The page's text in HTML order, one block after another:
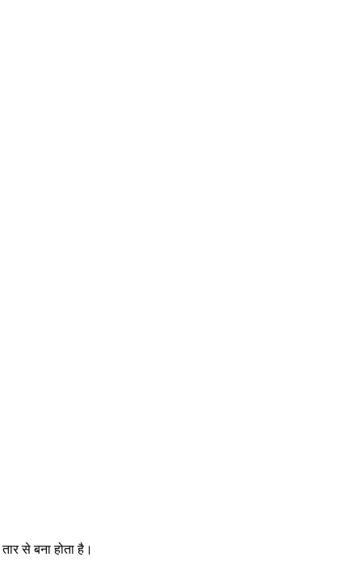
से बना होता है।